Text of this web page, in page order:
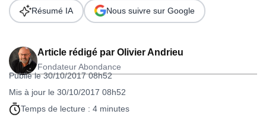
Article rédigé par Olivier Andrieu
Fondateur Abondance
Publié le 30/10/2017 08h52
Mis à jour le 30/10/2017 08h52
Temps de lecture : 4 minutes
Résumé IA Nous suivre sur Google